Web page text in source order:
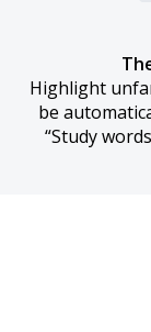
Highlight
be
“Study